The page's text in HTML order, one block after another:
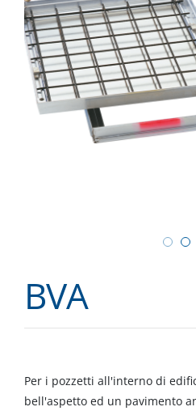
BVA
Per i pozzetti all'interno di
bell'aspetto ed un pavimento